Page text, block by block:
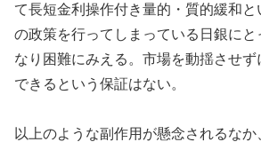
て長短金利操作付き量的・質的緩和
の政策を行ってしまっている日銀に
なり困難にみえる。市場を動揺させ
できるという保証はない。
以上のような副作用が懸念されるな